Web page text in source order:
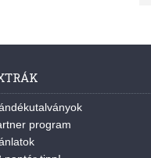
program